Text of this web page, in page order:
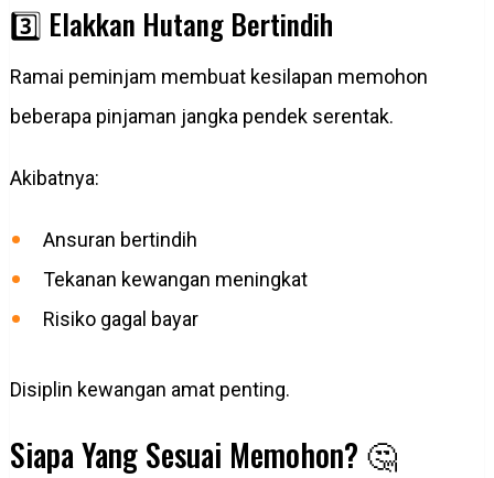
3️⃣ Elakkan Hutang Bertindih
Ramai peminjam membuat kesilapan memohon
beberapa pinjaman jangka pendek serentak.
Akibatnya:
Ansuran bertindih
Tekanan kewangan meningkat
Risiko gagal bayar
Disiplin kewangan amat penting.
Siapa Yang Sesuai Memohon? 🤔